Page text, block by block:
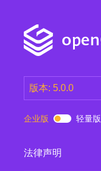
版本: 5.0.0
7.0.0-RC2
企业版 轻量版
法律声明